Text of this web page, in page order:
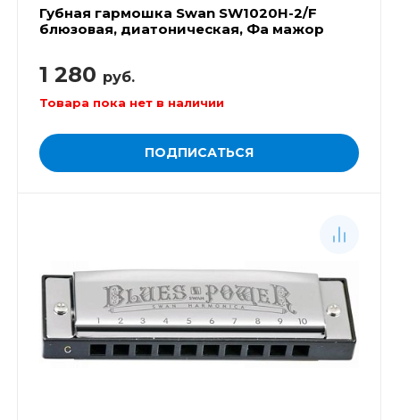
Губная гармошка Swan SW1020H-2/F
блюзовая, диатоническая, Фа мажор
1 280 руб.
Товара пока нет в наличии
ПОДПИСАТЬСЯ